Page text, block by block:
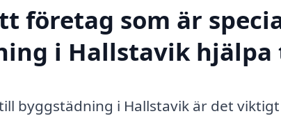
företag som är
i Hallstavik hjälpa
byggstädning i Hallstavik är det